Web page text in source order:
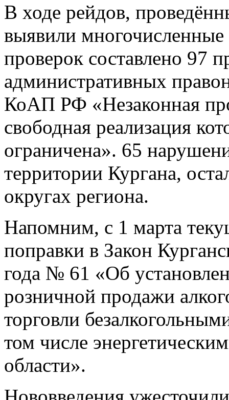
В ходе рейдов,
выявили
проверок составлено 97
административных
КоАП РФ «Незаконная
свободная реализация
ограничена». 65
территории Кургана,
округах региона.
Напомним, с 1 марта
поправки в Закон
года № 61 «Об
розничной продажи
торговли
том числе
области».